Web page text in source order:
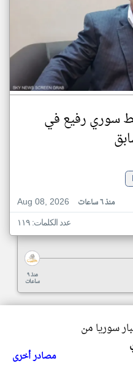
سوري رفيع في
Aug 08, 2026
منذ ٦ ساعات
عدد الكلمات: ١١٩
منذ ٩
ساعات
سوريا من
مصادر أخرى